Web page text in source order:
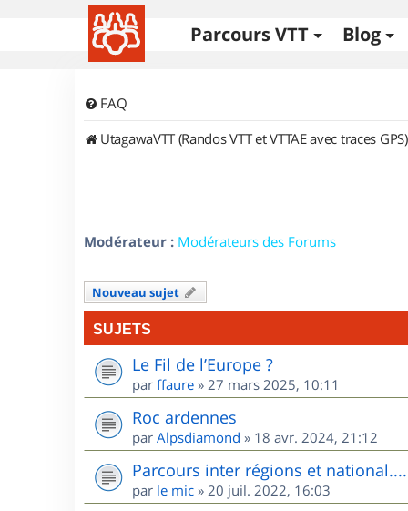
Parcours VTT Blog
FAQ
UtagawaVTT (Randos VTT et VTTAE avec traces GPS)
Modérateur : Modérateurs des Forums
Nouveau sujet
SUJETS
Le Fil de l’Europe ?
par ffaure » 27 mars 2025, 10:11
Roc ardennes
par Alpsdiamond » 18 avr. 2024, 21:12
Parcours inter régions et national....
par le mic » 20 juil. 2022, 16:03